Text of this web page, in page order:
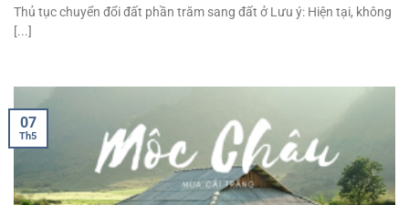
Thủ tục chuyển đổi đất phần trăm sang đất ở Lưu ý: Hiện tại, không
[...]
07
Th5